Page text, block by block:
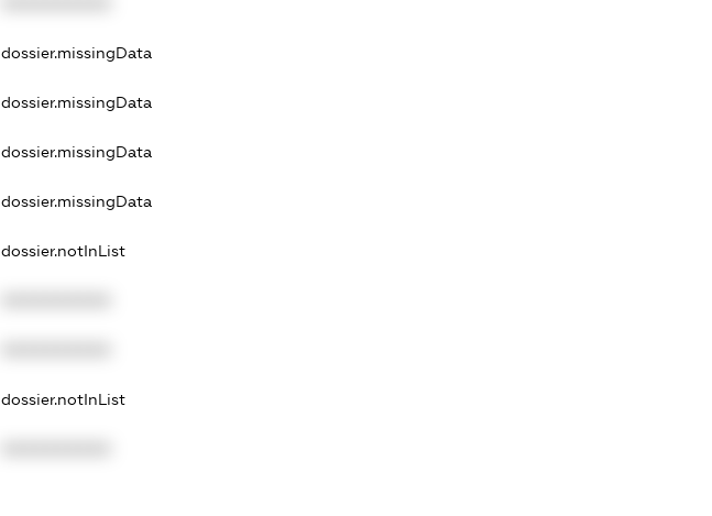
dossier.missingData
dossier.missingData
dossier.missingData
dossier.missingData
dossier.notInList
dossier.notInList